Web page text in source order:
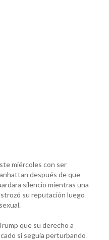
miércoles con ser
después de que
silencio mientras una
su reputación luego
que su derecho a
si seguía perturbando